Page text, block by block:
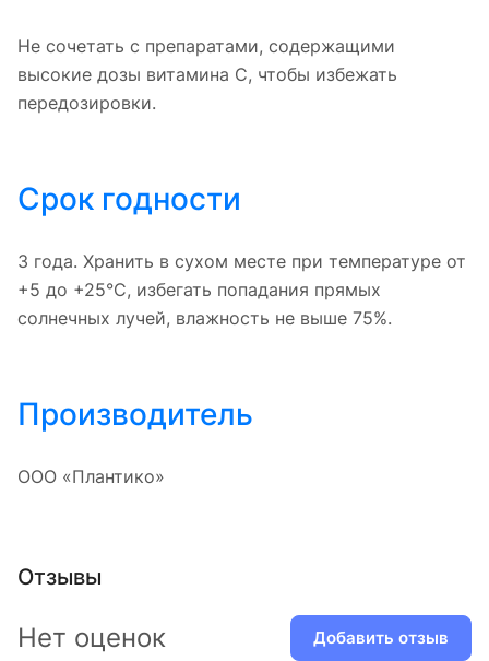
Не сочетать с препаратами, содержащими
высокие дозы витамина С, чтобы избежать
передозировки.
Срок годности
3 года. Хранить в сухом месте при температуре от
+5 до +25°C, избегать попадания прямых
солнечных лучей, влажность не выше 75%.
Производитель
ООО «Плантико»
Отзывы
Нет оценок Добавить отзыв